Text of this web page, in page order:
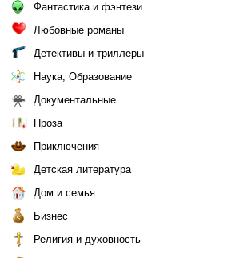
Фантастика и фэнтези
Любовные романы
Детективы и триллеры
Наука, Образование
Документальные
Проза
Приключения
Детская литература
Дом и семья
Бизнес
Религия и духовность